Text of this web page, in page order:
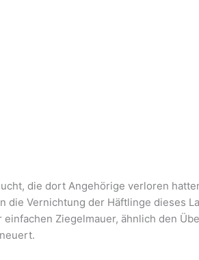
die dort Angehörige verloren
die Vernichtung der Häftlinge dieses
Ziegelmauer, ähnlich den